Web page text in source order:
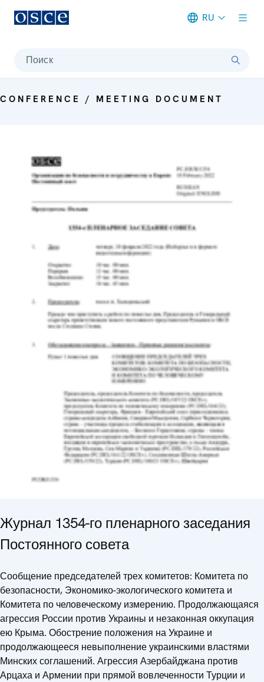
RU
Поиск
CONFERENCE / MEETING DOCUMENT
Журнал 1354-го пленарного заседания
Постоянного совета
Сообщение председателей трех комитетов: Комитета по
безопасности, Экономико-экологического комитета и
Комитета по человеческому измерению. Продолжающаяся
агрессия России против Украины и незаконная оккупация
ею Крыма. Обострение положения на Украине и
продолжающееся невыполнение украинскими властями
Минских соглашений. Агрессия Азербайджана против
Арцаха и Армении при прямой вовлеченности Турции и